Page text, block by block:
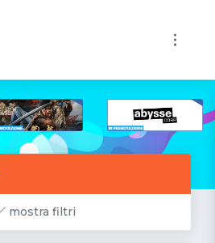
mostra filtri